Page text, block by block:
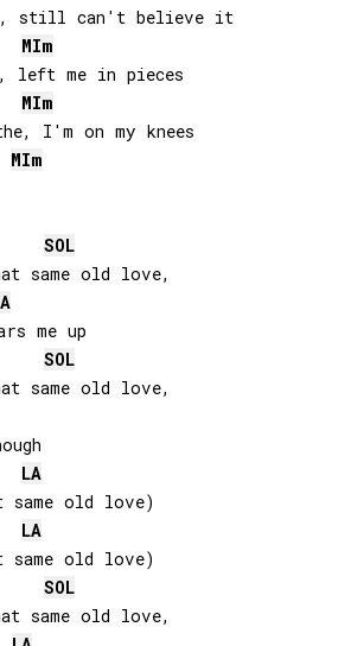
You can't believe, still can't believe it
MIm
MIm
I'm on my knees
MIm
SOL
SOL
LA
LA
SOL